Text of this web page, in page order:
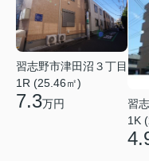
習志野市津田沼３丁目
1R (25.46㎡)
7.3万円
習
1K